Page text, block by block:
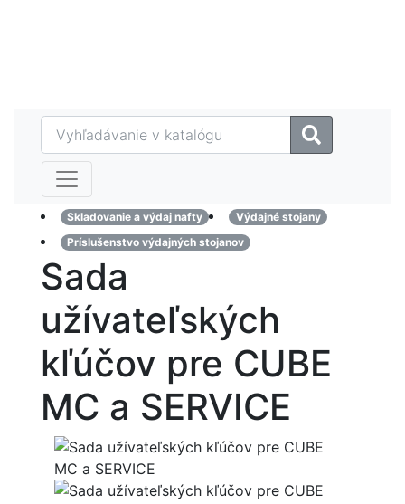
Skladovanie a výdaj nafty
Výdajné stojany
Príslušenstvo výdajných stojanov
Sada
užívateľských
kľúčov pre CUBE
MC a SERVICE